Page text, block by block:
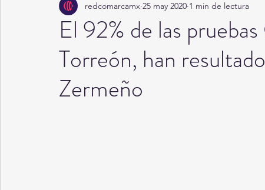
Deportes Salud Entretenimiento
Round Cero Columnistas CDMX
El 92% de las
Torreón, han
Zermeño
redcomarcamx 25 may 2020 1 min de lectura